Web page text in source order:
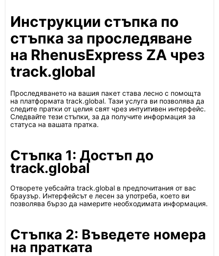
Инструкции стъпка по
стъпка за проследяване
на RhenusExpress ZA чрез
track.global
Проследяването на вашия пакет става лесно с помощта
на платформата track.global. Тази услуга ви позволява да
следите пратки от целия свят чрез интуитивен интерфейс.
Следвайте тези стъпки, за да получите информация за
статуса на вашата пратка.
Стъпка 1: Достъп до
track.global
Отворете уебсайта track.global в предпочитания от вас
браузър. Интерфейсът е лесен за употреба, което ви
позволява бързо да намерите необходимата информация.
Стъпка 2: Въведете номера
на пратката